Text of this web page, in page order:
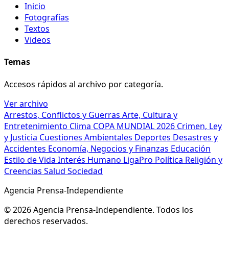
Inicio
Fotografías
Textos
Videos
Temas
Accesos rápidos al archivo por categoría.
Ver archivo
Arrestos, Conflictos y Guerras Arte, Cultura y
Entretenimiento Clima COPA MUNDIAL 2026 Crimen, Ley
y Justicia Cuestiones Ambientales Deportes Desastres y
Accidentes Economía, Negocios y Finanzas Educación
Estilo de Vida Interés Humano LigaPro Política Religión y
Creencias Salud Sociedad
Agencia Prensa-Independiente
© 2026 Agencia Prensa-Independiente. Todos los
derechos reservados.